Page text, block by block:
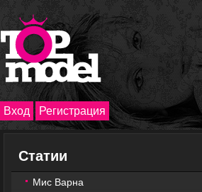
Вход Регистрация
Статии
Мис Варна